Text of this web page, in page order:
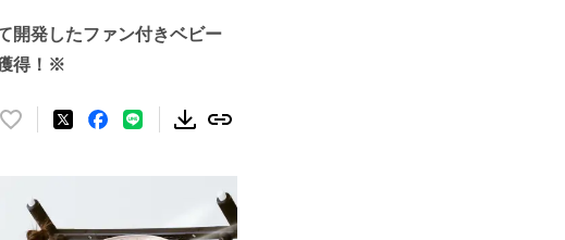
開発したファン付きベビー
得！※
い